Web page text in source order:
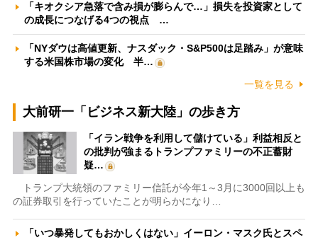
「キオクシア急落で含み損が膨らんで…」損失を投資家として
の成長につなげる4つの視点 …
「NYダウは高値更新、ナスダック・S&P500は足踏み」が意味
する米国株市場の変化 半…
一覧を見る
大前研一「ビジネス新大陸」の歩き方
「イラン戦争を利用して儲けている」利益相反と
の批判が強まるトランプファミリーの不正蓄財
疑…
トランプ大統領のファミリー信託が今年1～3月に3000回以上も
の証券取引を行っていたことが明らかになり…
「いつ暴発してもおかしくはない」イーロン・マスク氏とスペ